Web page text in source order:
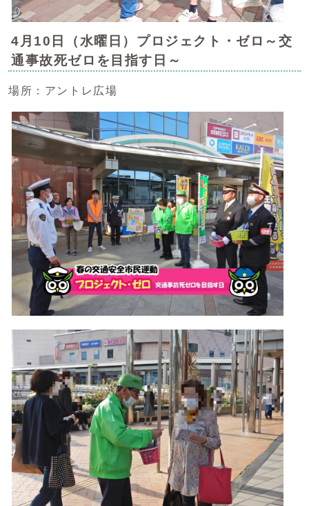
4月10日（水曜日）プロジェクト・ゼロ～交
通事故死ゼロを目指す日～
場所：アントレ広場